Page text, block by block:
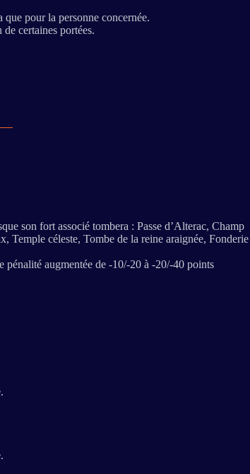
pour la personne concernée.
certaines portées.
son fort associé tombera : Passe d’Alterac, Champ
Temple céleste, Tombe de la reine araignée, Fonderie
pénalité augmentée de -10/-20 à -20/-40 points